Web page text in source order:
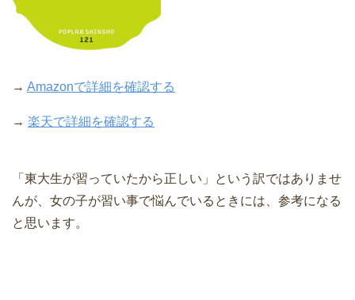
→ Amazonで詳細を確認する
→ 楽天で詳細を確認する
「東大生が習っていたから正しい」という訳ではありませ
んが、女の子が習い事で悩んでいるときには、参考になる
と思います。